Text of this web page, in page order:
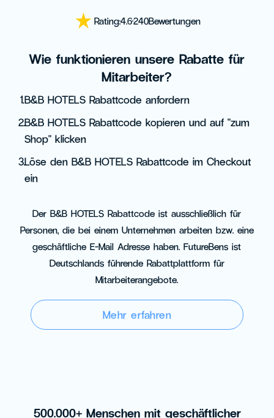
Rating:4.6·240Bewertungen
Wie funktionieren unsere Rabatte für
Mitarbeiter?
1.B&B HOTELS Rabattcode anfordern
2.B&B HOTELS Rabattcode kopieren und auf "zum
Shop" klicken
3.Löse den B&B HOTELS Rabattcode im Checkout
ein
Der B&B HOTELS Rabattcode ist ausschließlich für
Personen, die bei einem Unternehmen arbeiten bzw. eine
geschäftliche E-Mail Adresse haben. FutureBens ist
Deutschlands führende Rabattplattform für
Mitarbeiterangebote.
Mehr erfahren
500.000+ Menschen mit geschäftlicher